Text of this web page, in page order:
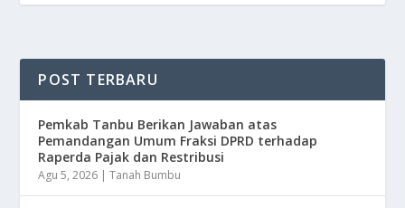
POST TERBARU
Pemkab Tanbu Berikan Jawaban atas
Pemandangan Umum Fraksi DPRD terhadap
Raperda Pajak dan Restribusi
Agu 5, 2026 |Tanah Bumbu